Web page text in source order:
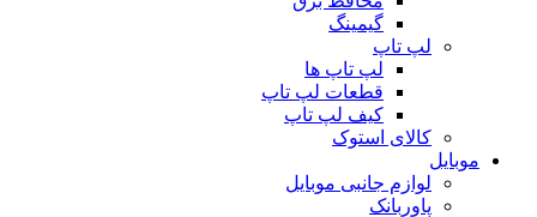
گیمینگ
لپ تاپ
لپ تاپ ها
قطعات لپ تاپ
کیف لپ تاپ
کالای استوک
موبایل
لوازم جانبی موبایل
پاوربانک